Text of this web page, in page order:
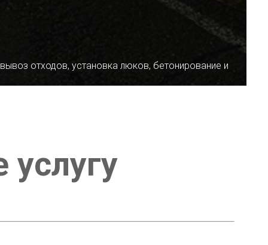
отходов, установка люков, бетонирование и
услугу